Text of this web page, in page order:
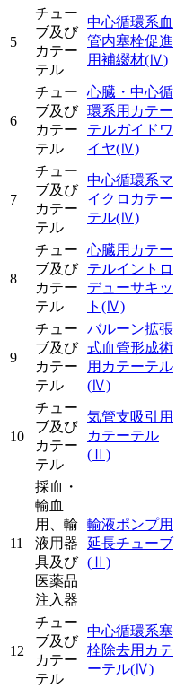
5
チュー
ブ及び
カテー
テル
中心循環系血
管内塞栓促進
用補綴材(Ⅳ)
6
チュー
ブ及び
カテー
テル
心臓・中心循
環系用カテー
テルガイドワ
イヤ(Ⅳ)
7
チュー
ブ及び
カテー
テル
中心循環系マ
イクロカテー
テル(Ⅳ)
8
チュー
ブ及び
カテー
テル
心臓用カテー
テルイントロ
デューサキッ
ト (Ⅳ)
9
チュー
ブ及び
カテー
テル
バルーン拡張
式血管形成術
用カテーテル
(Ⅳ)
10
チュー
ブ及び
カテー
テル
気管支吸引用
カテーテル
(Ⅱ)
11
採血・
輸血
用、輸
液用器
具及び
医薬品
注入器
輸液ポンプ用
延長チューブ
(Ⅱ)
12
チュー
ブ及び
カテー
テル
中心循環系塞
栓除去用カテ
ーテル(Ⅳ)